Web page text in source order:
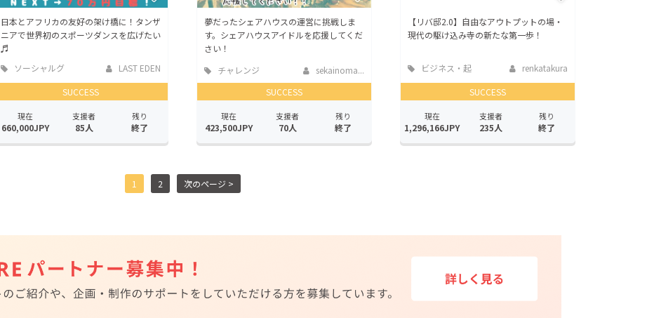
日本とアフリカの友好の架け橋に！タンザ
ニアで世界初のスポーツダンスを広げたい
♬
ソーシャルグ
ッド
LAST EDEN
SUCCESS
現在
660,000JPY
支援者
85人
残り
終了
夢だったシェアハウスの運営に挑戦しま
す。シェアハウスアイドルを応援してくだ
さい！
チャレンジ
sekainoma...
SUCCESS
現在
423,500JPY
支援者
70人
残り
終了
【リバ邸2.0】自由なアウトプットの場・
現代の駆け込み寺の新たな第一歩！
ビジネス・起
業
renkatakura
SUCCESS
現在
1,296,166JPY
支援者
235人
残り
終了
1 2 次のページ >